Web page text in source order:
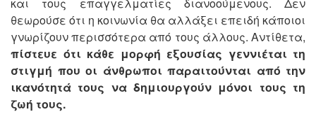
θεωρούσε ότι η κοινωνία θα αλλάξει επειδή κάποιοι
γνωρίζουν περισσότερα από τους άλλους. Αντίθετα,
πίστευε ότι κάθε μορφή εξουσίας γεννιέται τη
στιγμή που οι άνθρωποι παραιτούνται από την
ικανότητά τους να δημιουργούν μόνοι τους τη
ζωή τους.